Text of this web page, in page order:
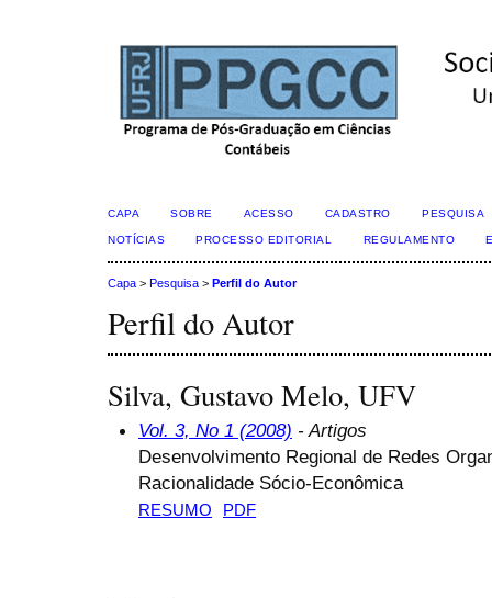
CAPA SOBRE ACESSO CADASTRO PESQUISA
NOTÍCIAS PROCESSO EDITORIAL REGULAMENTO
Capa > Pesquisa > Perfil do Autor
Perfil do Autor
Silva, Gustavo Melo, UFV
Vol. 3, No 1 (2008) - Artigos
Desenvolvimento Regional de Redes
Racionalidade Sócio-Econômica
RESUMO PDF